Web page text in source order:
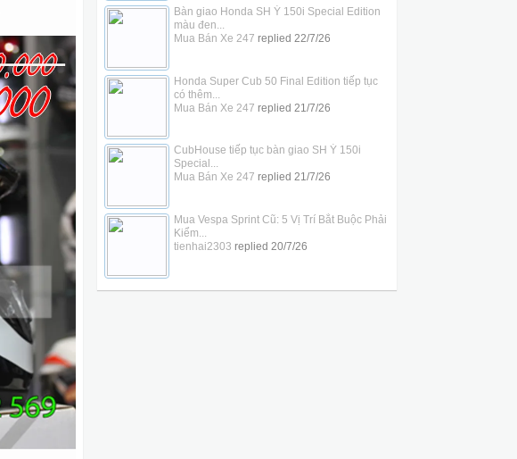
Bàn giao Honda SH Ý 150i Special Edition
màu đen...
Mua Bán Xe 247 replied 22/7/26
Honda Super Cub 50 Final Edition tiếp tục
có thêm...
Mua Bán Xe 247 replied 21/7/26
CubHouse tiếp tục bàn giao SH Ý 150i
Special...
Mua Bán Xe 247 replied 21/7/26
Mua Vespa Sprint Cũ: 5 Vị Trí Bắt Buộc Phải
Kiểm...
tienhai2303 replied 20/7/26